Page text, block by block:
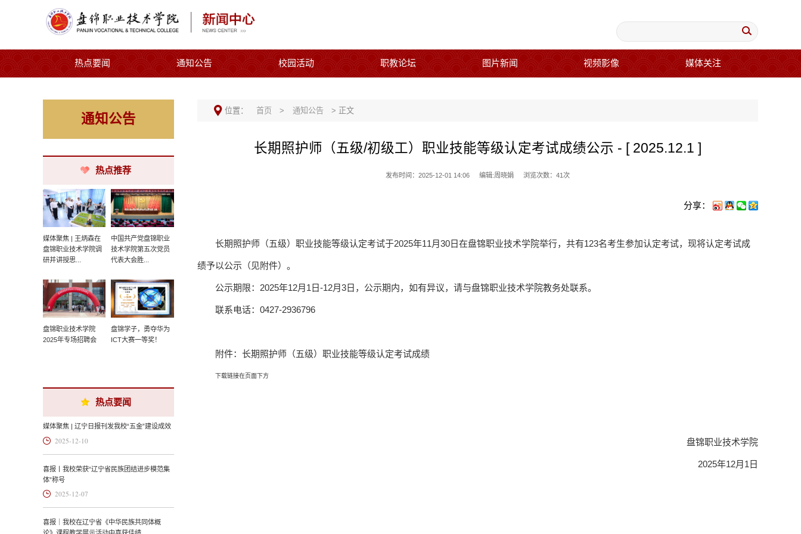
热点要闻 通知公告 校园活动 职教论坛 图片新闻 视频影像 媒体关注
位置： 首页 > 通知公告 > 正文
长期照护师（五级/初级工）职业技能等级认定考试成绩公示 - [ 2025.12.1 ]
发布时间：2025-12-01 14:06 编辑:周晓娟 浏览次数：41 次
分享：
长期照护师（五级）职业技能等级认定考试于2025年11月30日在盘锦职业技术学院举行，共有123名考生参加认定考试，现将认定考试成
绩予以公示（见附件）。
公示期限：2025年12月1日-12月3日，公示期内，如有异议，请与盘锦职业技术学院教务处联系。
联系电话：0427-2936796
附件：长期照护师（五级）职业技能等级认定考试成绩
下载链接在页面下方
盘锦职业技术学院
2025年12月1日
通知公告
热点推荐
媒体聚焦 | 王炳森在
盘锦职业技术学院调
研并讲授思...
中国共产党盘锦职业
技术学院第五次党员
代表大会胜...
盘锦职业技术学院
2025年专场招聘会
盘锦学子，勇夺华为
ICT大赛一等奖！
热点要闻
媒体聚焦 | 辽宁日报刊发我校“五金”建设成效
2025-12-10
喜报丨我校荣获“辽宁省民族团结进步模范集
体”称号
2025-12-07
喜报｜我校在辽宁省《中华民族共同体概